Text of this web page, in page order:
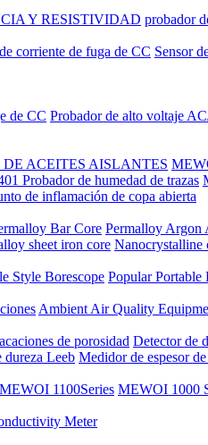
Y RESISTIVIDAD probador
corriente de fuga de CC Sensor
de CC Probador de alto voltaje
ACEITES AISLANTES
Probador de humedad de trazas
de inflamación de copa abierta
Bar Core Permalloy Argon
sheet iron core Nanocrystalline
Style Borescope Popular Portable
Ambient Air Quality
de porosidad Detector de
dureza Leeb Medidor de espesor
MEWOI 1100Series MEWOI 1000
Meter